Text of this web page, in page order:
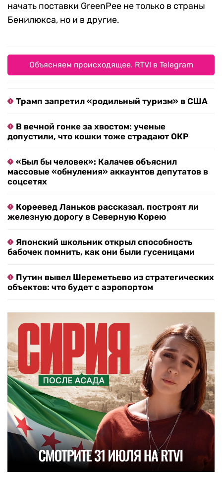
начать поставки GreenPee не только в страны
Бенилюкса, но и в другие.
Объясняем происходящее. RTVI в Telegram
Трамп запретил «родильный туризм» в США
В вечной гонке за хвостом: ученые
допустили, что кошки тоже страдают ОКР
«Был бы человек»: Калачев объяснил
массовые «обнуления» аккаунтов депутатов в
соцсетях
Кореевед Ланьков рассказал, построят ли
железную дорогу в Северную Корею
Японский школьник открыл способность
бабочек помнить, как они были гусеницами
Путин вывел Шереметьево из стратегических
объектов: что будет с аэропортом